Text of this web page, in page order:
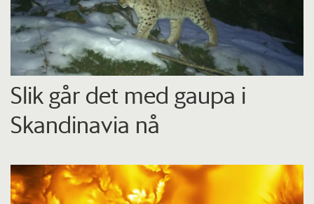
Slik går det med gaupa i
Skandinavia nå